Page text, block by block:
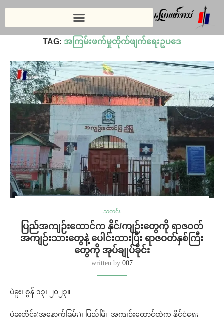
အကြမ်းဖက်မှုတိုက်ဖျက်ရေးဥပဒေ
TAG: အကြမ်းဖက်မှုတိုက်ဖျက်ရေးဥပဒေ
သတင်း
ပြည်အကျဉ်းထောင်က နိုင်/ကျဉ်းတွေကို ရာဇဝတ်
အကျဉ်းသားတွေနဲ့ ပေါင်းထားပြီး ရာဇဝတ်နှစ်ကြီး
တွေကို အုပ်ချုပ်ခိုင်း
written by 007
ပဲခူး၊ ဇွန် ၁၃၊ ၂၀၂၃။
ပဲခူးတိုင်း(အနောက်ခြမ်း)၊ ပြည်မြို့ အကျဉ်းထောင်ထဲက နိုင်ငံရေး